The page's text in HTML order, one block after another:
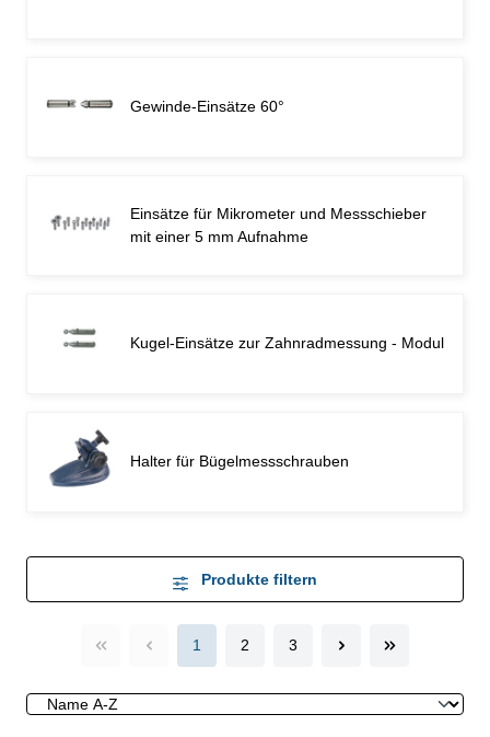
Gewinde-Einsätze 60°
Einsätze für Mikrometer und Messschieber
mit einer 5 mm Aufnahme
Kugel-Einsätze zur Zahnradmessung - Modul
Halter für Bügelmessschrauben
Produkte filtern
1 2 3